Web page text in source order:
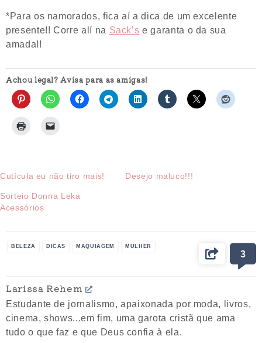
*Para os namorados, fica aí a dica de um excelente
presente!! Corre alí na Sack’s e garanta o da sua
amada!!
Achou legal? Avisa para as amigas!
Cutícula eu não tiro mais! Desejo maluco!!!
Sorteio Donna Leka
Acessórios
BELEZA DICAS MAQUIAGEM MULHER
3
Larissa Rehem
Estudante de jornalismo, apaixonada por moda, livros,
cinema, shows...em fim, uma garota cristã que ama
tudo o que faz e que Deus confia à ela.